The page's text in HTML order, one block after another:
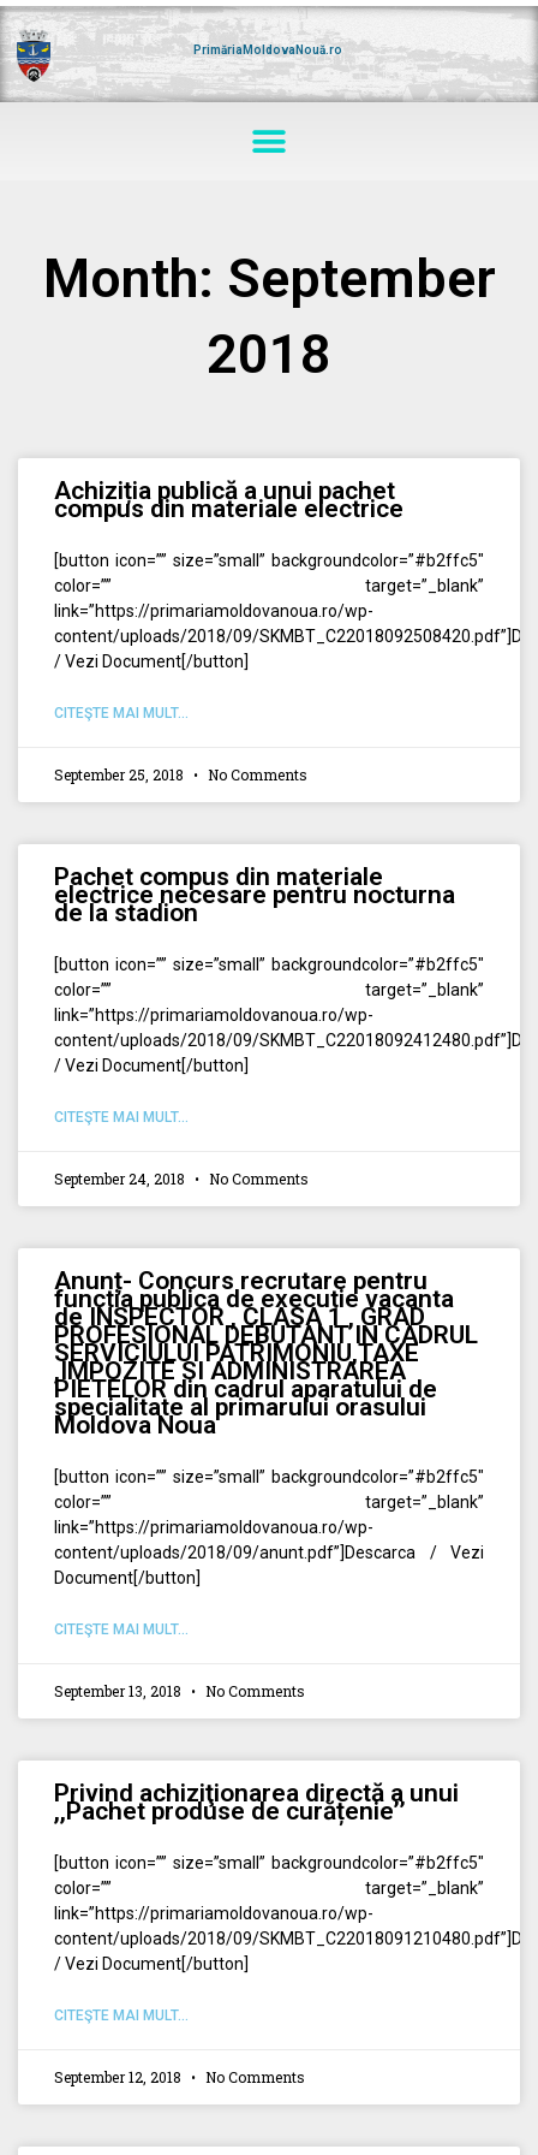
Skip
to
content
PrimăriaMoldovaNouă.ro
Menu
Month: September
2018
Achiziția publică a unui pachet
compus din materiale electrice
[button icon=”” size=”small” backgroundcolor=”#b2ffc5″
color=”” target=”_blank”
link=”https://primariamoldovanoua.ro/wp-
content/uploads/2018/09/
/ Vezi Document[/button]
CITEŞTE MAI MULT...
September 25, 2018 No Comments
Pachet compus din materiale
electrice necesare pentru nocturna
de la stadion
[button icon=”” size=”small” backgroundcolor=”#b2ffc5″
color=”” target=”_blank”
link=”https://primariamoldovanoua.ro/wp-
content/uploads/2018/09/
/ Vezi Document[/button]
CITEŞTE MAI MULT...
September 24, 2018 No Comments
Anunț- Concurs recrutare pentru
functia publica de executie vacanta
de INSPECTOR , CLASA 1 , GRAD
PROFESIONAL DEBUTANT IN CADRUL
SERVICIULUI PATRIMONIU,TAXE
,IMPOZITE SI ADMINISTRAREA
PIETELOR din cadrul aparatului de
specialitate al primarului orasului
Moldova Noua
[button icon=”” size=”small” backgroundcolor=”#b2ffc5″
color=”” target=”_blank”
link=”https://primariamoldovanoua.ro/wp-
content/uploads/2018/09/anunt.pdf”]Descarca / Vezi
Document[/button]
CITEŞTE MAI MULT...
September 13, 2018 No Comments
Privind achiziţionarea directă a unui
,,Pachet produse de curățenie’’
[button icon=”” size=”small” backgroundcolor=”#b2ffc5″
color=”” target=”_blank”
link=”https://primariamoldovanoua.ro/wp-
content/uploads/2018/09/
/ Vezi Document[/button]
CITEŞTE MAI MULT...
September 12, 2018 No Comments